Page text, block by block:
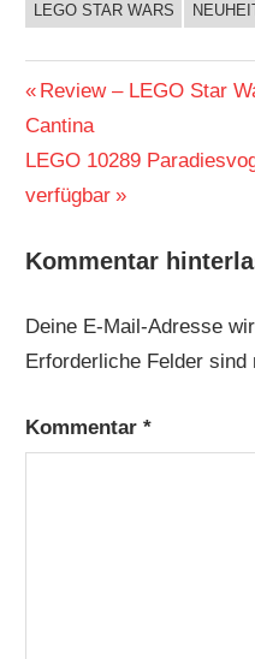
LEGO STAR WARS
Vorheriger
Beitrag:
Review – LEGO Star
Cantina
Nächster
Beitrag:
LEGO 10289
verfügbar
Kommentar
Deine E-Mail-Adresse
Erforderliche Felder
Kommentar*